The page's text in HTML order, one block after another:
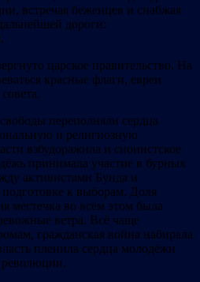
встречая беженцев и снабжая
дороги:
царское правительство. На
красные флаги, евреи
переполняли сердца
и религиозную
взбудоражила и сионистское
принимала участие в бурных
активистами Бунда и
к выборам. Доля
местечка во всём этом была
ветра. Всё чаще
гражданская война набирала
пленила сердца молодёжи
революции.